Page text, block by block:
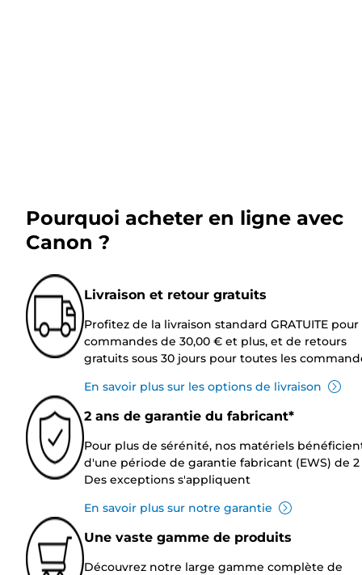
Pourquoi acheter en ligne avec
Canon ?
Livraison et retour gratuits
Profitez de la livraison standard GRATUITE pour
commandes de 30,00 € et plus, et de retours
gratuits sous 30 jours pour toutes les
En savoir plus sur les options de livraison
2 ans de garantie du fabricant*
Pour plus de sérénité, nos matériels
d'une période de garantie fabricant (EWS) de 2
Des exceptions s'appliquent
En savoir plus sur notre garantie
Une vaste gamme de produits
Découvrez notre large gamme complète de